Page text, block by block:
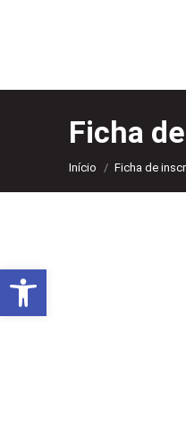
Ficha
Você está aqui:
Início Ficha de
Abrir a barra